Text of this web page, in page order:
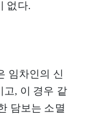
없다.
임차인의 신
고, 이 경우 같
담보는 소멸